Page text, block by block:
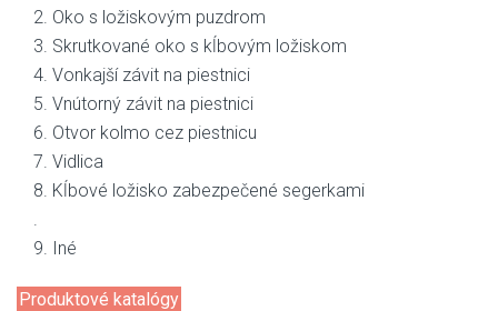
2. Oko s ložiskovým puzdrom
3. Skrutkované oko s kĺbovým ložiskom
4. Vonkajší závit na piestnici
5. Vnútorný závit na piestnici
6. Otvor kolmo cez piestnicu
7. Vidlica
8. Kĺbové ložisko zabezpečené segerkami
9. Iné
Produktové katalógy